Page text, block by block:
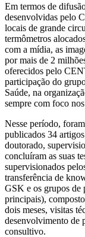
Em termos de
desenvolvidas pelo
locais de grande
termômetros
com a mídia, as
por mais de 2
oferecidos pelo
participação do
Saúde, na
sempre com foco
Nesse período,
publicados 34
doutorado,
concluíram as suas
supervisionados
transferência de
GSK e os grupos de
principais),
dois meses, visitas
desenvolvimento de
consultivo.